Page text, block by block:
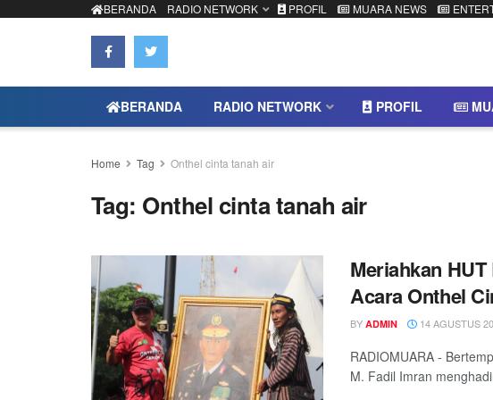
BERANDA RADIO NETWORK PROFIL MUARA NEWS
BERANDA RADIO NETWORK PROFIL
Home Tag Onthel cinta tanah air
Tag: Onthel cinta tanah air
Meriahkan
Acara Onthel
BY ADMIN 14 AGUSTUS
RADIOMUARA -
M. Fadil Imran